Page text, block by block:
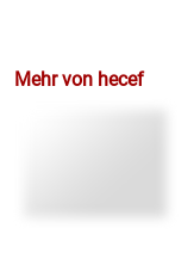
Mehr von hecef